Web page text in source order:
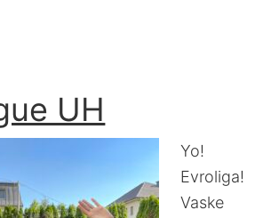
UH
Yo!
Evroliga!
Vaske